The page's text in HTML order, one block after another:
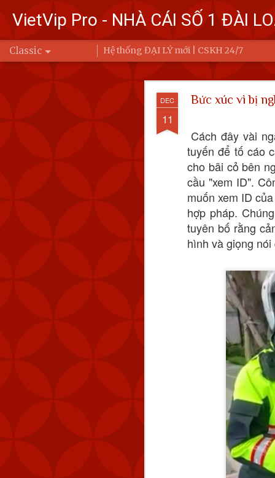
DEC
11
Bức xúc vì bị
Cách đây vài
tuyến để tố cáo
cho bãi cỏ bên
cầu "xem ID".
muốn xem ID
hợp pháp.
tuyên bố rằng
hình và giọng
VietVip Pro - NHÀ CÁI SỐ 1 ĐÀI
Classic Hệ thống ĐẠI LÝ mới | CSKH 24/7
Đài
Bộ Quốc
Trung Quốc
Ba (6/2) đến
Để đáp trả, Đài Loan
động của Quân đội
eo biển Đài Loan